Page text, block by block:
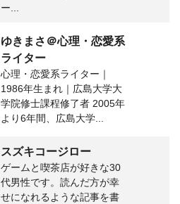
ー...
ゆきまさ＠心理・恋愛系
ライター
心理・恋愛系ライター｜
1986年生まれ｜広島大学大
学院修士課程修了者 2005年
より6年間、広島大学...
スズキコージロー
ゲームと喫茶店が好きな30
代男性です。読んだ方が幸
せになれるような記事を書